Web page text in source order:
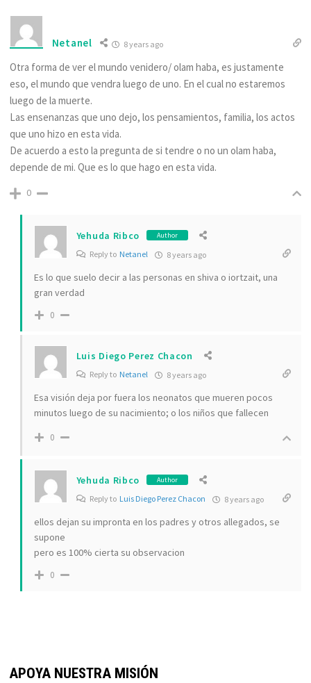
Netanel 8 years ago
Otra forma de ver el mundo venidero/ olam haba, es justamente
eso, el mundo que vendra luego de uno. En el cual no estaremos
luego de la muerte.
Las ensenanzas que uno dejo, los pensamientos, familia, los actos
que uno hizo en esta vida.
De acuerdo a esto la pregunta de si tendre o no un olam haba,
depende de mi. Que es lo que hago en esta vida.
0
Yehuda Ribco Author
Reply to Netanel 8 years ago
Es lo que suelo decir a las personas en shiva o iortzait, una
gran verdad
0
Luis Diego Perez Chacon
Reply to Netanel 8 years ago
Esa visión deja por fuera los neonatos que mueren pocos
minutos luego de su nacimiento; o los niños que fallecen
0
Yehuda Ribco Author
Reply to Luis Diego Perez Chacon 8 years ago
ellos dejan su impronta en los padres y otros allegados, se
supone
pero es 100% cierta su observacion
0
APOYA NUESTRA MISIÓN